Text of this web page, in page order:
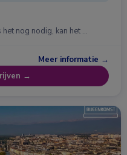
nog nodig, kan het …
Meer informatie →
→